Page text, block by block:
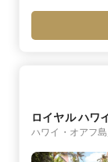
ロイヤル ハワ
ハワイ・オアフ